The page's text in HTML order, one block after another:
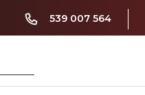
539 007 564